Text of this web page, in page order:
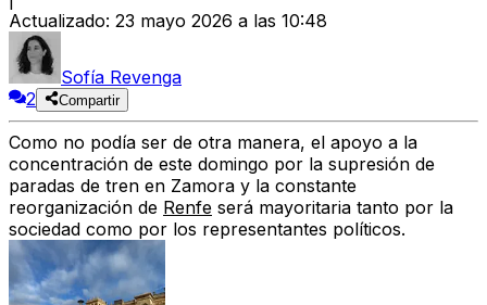
Actualizado: 23 mayo 2026 a las 10:48
Sofía Revenga
2
Compartir
Como no podía ser de otra manera, el apoyo a la
concentración de este domingo por la supresión de
paradas de tren en Zamora y la constante
reorganización de Renfe será mayoritaria tanto por la
sociedad como por los representantes políticos.